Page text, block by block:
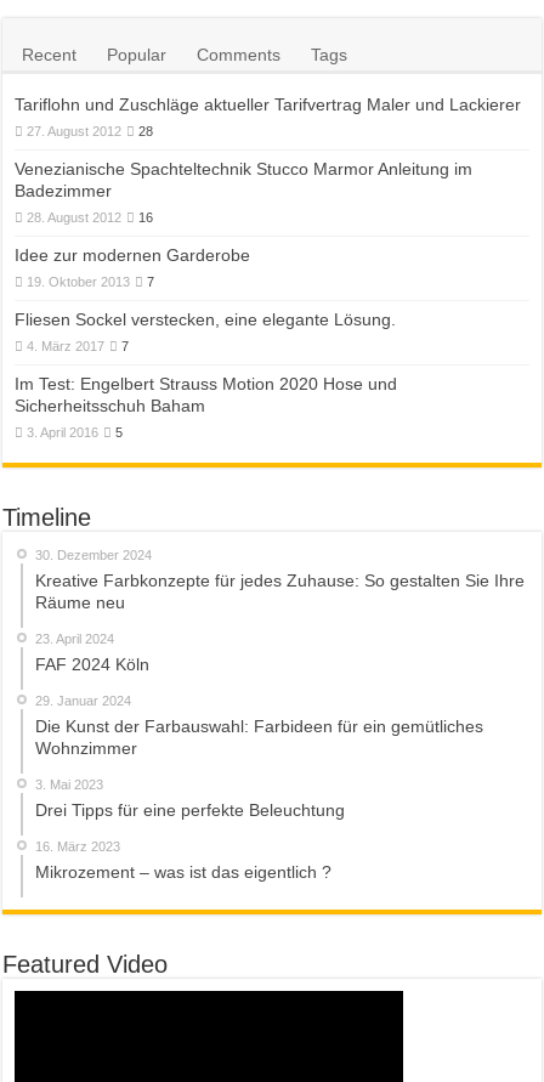
Recent Popular Comments Tags
Tariflohn und Zuschläge aktueller Tarifvertrag Maler und Lackierer
27. August 2012 28
Venezianische Spachteltechnik Stucco Marmor Anleitung im
Badezimmer
28. August 2012 16
Idee zur modernen Garderobe
19. Oktober 2013 7
Fliesen Sockel verstecken, eine elegante Lösung.
4. März 2017 7
Im Test: Engelbert Strauss Motion 2020 Hose und
Sicherheitsschuh Baham
3. April 2016 5
Timeline
30. Dezember 2024
Kreative Farbkonzepte für jedes Zuhause: So gestalten Sie Ihre
Räume neu
23. April 2024
FAF 2024 Köln
29. Januar 2024
Die Kunst der Farbauswahl: Farbideen für ein gemütliches
Wohnzimmer
3. Mai 2023
Drei Tipps für eine perfekte Beleuchtung
16. März 2023
Mikrozement – was ist das eigentlich ?
Featured Video